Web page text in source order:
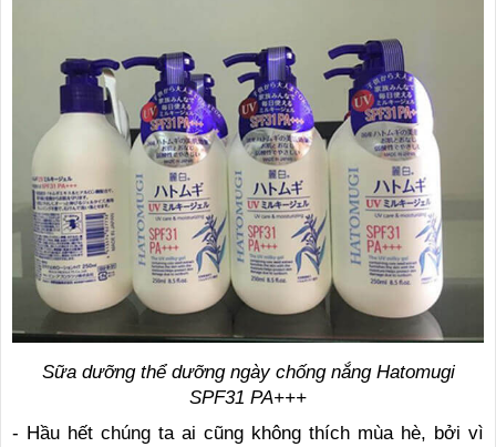
Sữa dưỡng thể dưỡng ngày chống nắng Hatomugi
SPF31 PA+++
- Hầu hết chúng ta ai cũng không thích mùa hè, bởi vì